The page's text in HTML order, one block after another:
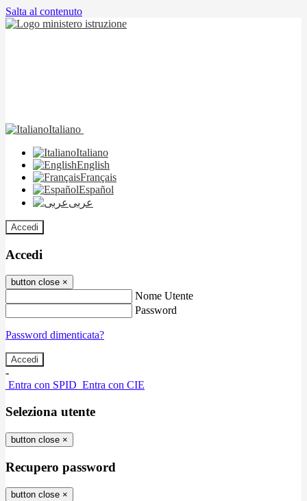
Salta al contenuto
Italiano
Italiano
English
Français
Español
عربى
Accedi
Accedi
button close ×
Nome Utente
Password
Password dimenticata?
-
Entra con SPID Entra con CIE
Seleziona utente
button close ×
Recupero password
button close ×